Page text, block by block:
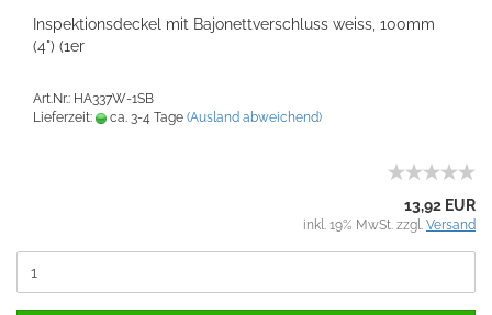
Inspektionsdeckel mit Bajonettverschluss weiss, 100mm
(4") (1er
Art.Nr.: HA337W-1SB
Lieferzeit:
ca. 3-4 Tage (Ausland abweichend)
13,92 EUR
inkl. 19% MwSt. zzgl. Versand